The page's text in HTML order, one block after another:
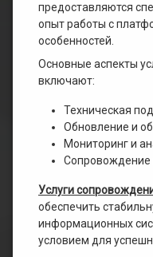
предоставляются
опыт работы с
особенностей.
Основные аспекты
включают:
Техническая
Обновление и
Мониторинг и
Сопровождение
Услуги
обеспечить
информационных
условием для